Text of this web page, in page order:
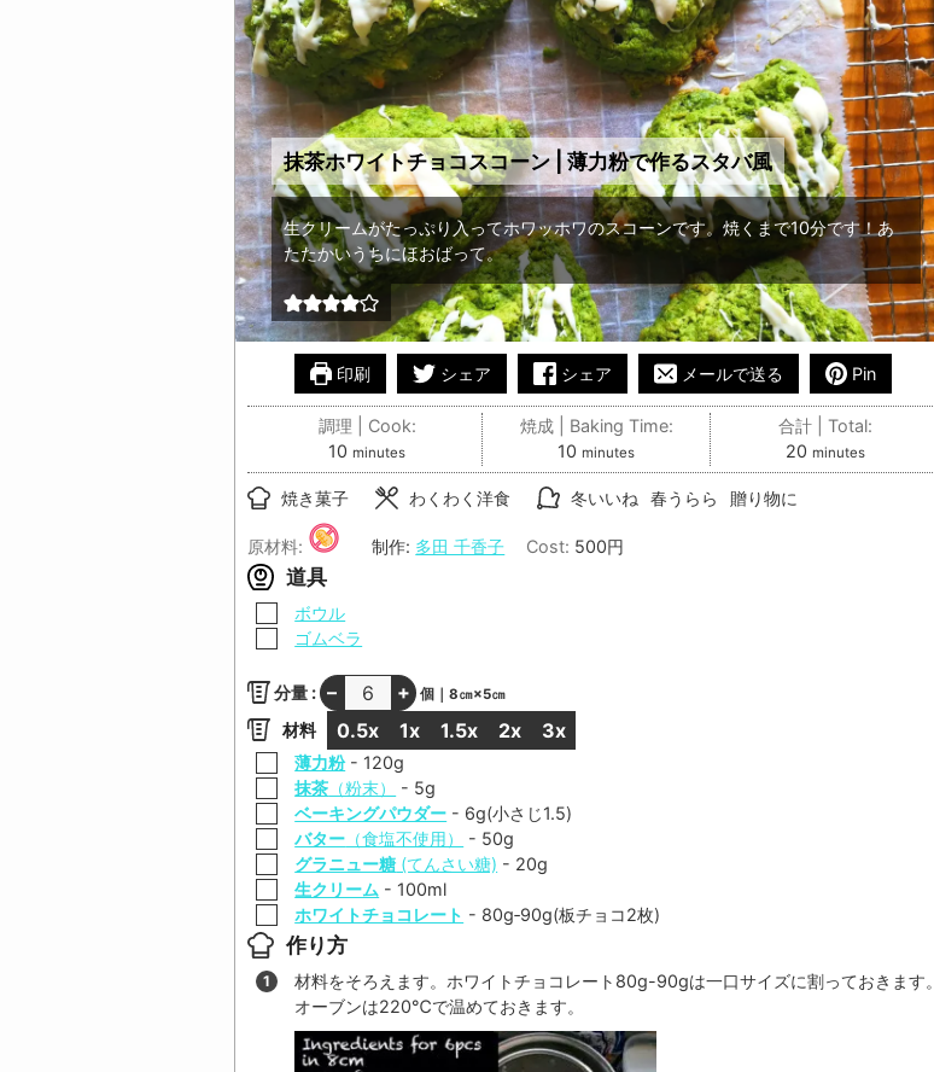
抹茶ホワイトチョコスコーン | 薄力粉で作るスタバ風
生クリームがたっぷり入ってホワッホワのスコーンです。焼くまで10分です！あ
たたかいうちにほおばって。
印刷 シェア シェア メールで送る Pin
調理 | Cook:
10 minutes
minutes
焼成 | Baking Time:
10 minutes
minutes
合計 | Total:
20minutes
minutes
焼き菓子 わくわく洋食 冬いいね 春うらら 贈り物に
原材料: 制作: 多田 千香子 Cost: 500円
道具
▢
ボウル
▢ゴムベラ
分量 : – + 個｜8㎝×5㎝
材料 0.5x 1x 1.5x 2x 3x
▢
薄力粉- 120g
▢
抹茶 （粉末） - 5g
▢
ベーキングパウダー - 6g(小さじ1.5)
▢
バター （食塩不使用） - 50g
▢
グラニュー糖 (てんさい糖) - 20g
▢
生クリーム - 100ml
▢
ホワイトチョコレート - 80g‐90g(板チョコ2枚)
作り方
材料をそろえます。ホワイトチョコレート 80g-90gは一口サイズに割っておきます。
オーブンは220℃で温めておきます。